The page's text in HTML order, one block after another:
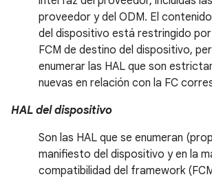
proveedor y del ODM. El
del dispositivo está restringido
FCM de destino del dispositivo,
enumerar las HAL que son
nuevas en relación con la FC
HAL del dispositivo
Son las HAL que se enumeran
manifiesto del dispositivo y en la
compatibilidad del framework